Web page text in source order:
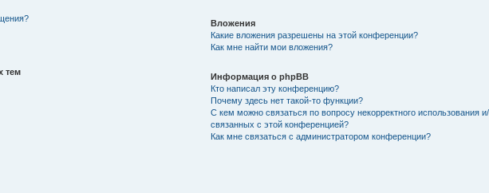
тем
Вложения
Какие вложения разрешены на этой конференции?
Как мне найти мои вложения?
Информация о phpBB
Кто написал эту конференцию?
Почему здесь нет такой-то функции?
С кем можно связаться по вопросу некорректного использования
связанных с этой конференцией?
Как мне связаться с администратором конференции?